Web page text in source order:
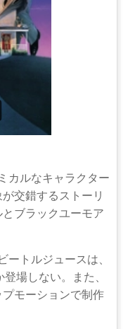
カルなキャラクター
交錯するストーリ
ブラックユーモア
ートルジュースは、
場しない。また、
モーションで制作